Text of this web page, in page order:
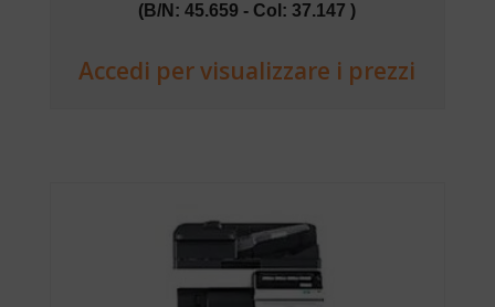
(B/N: 45.659 - Col: 37.147 )
Accedi per visualizzare i prezzi